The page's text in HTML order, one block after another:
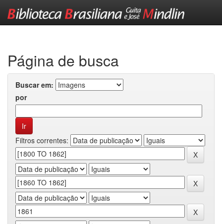
Página de busca
Buscar em:
por
Filtros correntes: